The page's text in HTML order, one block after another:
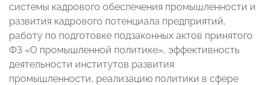
системы кадрового обеспечения промышленности и
развития кадрового потенциала предприятий,
работу по подготовке подзаконных актов принятого
ФЗ «О промышленной политике», эффективность
деятельности институтов развития
промышленности, реализацию политики в сфере